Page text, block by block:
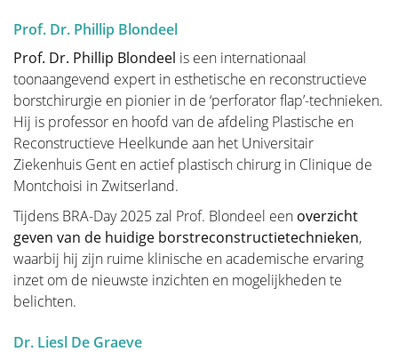
gewrichten, een verminderde conditie, lymfoedeem…
Dit kan een grote invloed hebben op het algemeen
Er zijn revalidatieprogramma’s die worden
aangeboden door de meeste ziekenhuizen. We
behandelen hier een aantal grote thema’s.
Lymfoedeem en borstkanker
Nazorg borstkankerbehandeling
Prof. Dr. Phillip Blondeel
Prof. Dr. Phillip Blondeel is een internationaal
toonaangevend expert in esthetische en reconstructieve
borstchirurgie en pionier in de ‘perforator flap’-technieken.
Hij is professor en hoofd van de afdeling Plastische en
Reconstructieve Heelkunde aan het Universitair
Ziekenhuis Gent en actief plastisch chirurg in Clinique de
Montchoisi in Zwitserland.
Tijdens BRA-Day 2025 zal Prof. Blondeel een overzicht
geven van de huidige borstreconstructietechnieken,
waarbij hij zijn ruime klinische en academische ervaring
inzet om de nieuwste inzichten en mogelijkheden te
belichten.
Dr. Liesl De Graeve